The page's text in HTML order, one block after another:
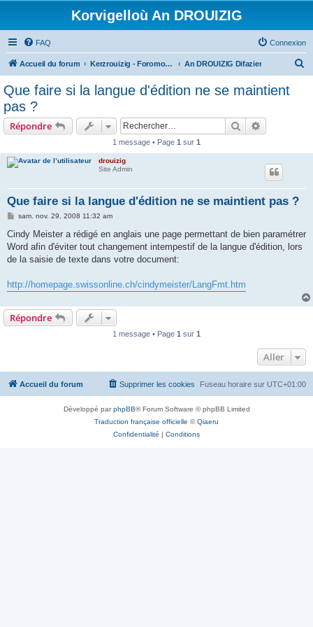
Korvigelloù An DROUIZIG
FAQ Connexion
Accueil du forum Kerzrouizig - Foromoù An Drouizig An DROUIZIG Difazier
Que faire si la langue d'édition ne se maintient
pas ?
Répondre Rechercher
1 message • Page 1 sur 1
drouizig
Site Admin
Que faire si la langue d'édition ne se maintient pas ?
M
s
a
g
sam. nov. 29, 2008 11:32 am
Cindy Meister a rédigé en anglais une page permettant de bien paramétrer
Word afin d'éviter tout changement intempestif de la langue d'édition, lors
de la saisie de texte dans votre document:
http://homepage.swissonline.ch/cindymeister/LangFmt.htm
Répondre
1 message • Page 1 sur 1
Aller
Accueil du forum Fuseau horaire sur UTC+01:00
Supprimer les cookies
Développé parphpBB® Forum Software © phpBB Limited
Traduction française officielle ©Qiaeru
Confidentialité | Conditions